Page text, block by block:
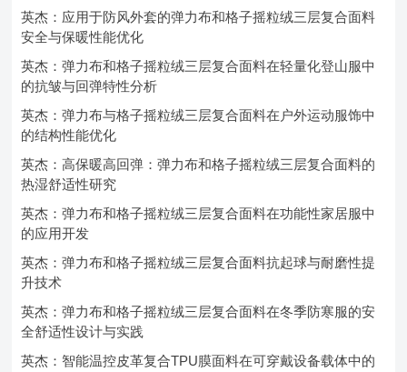
英杰：应用于防风外套的弹力布和格子摇粒绒三层复合面料
安全与保暖性能优化
英杰：弹力布和格子摇粒绒三层复合面料在轻量化登山服中
的抗皱与回弹特性分析
英杰：弹力布与格子摇粒绒三层复合面料在户外运动服饰中
的结构性能优化
英杰：高保暖高回弹：弹力布和格子摇粒绒三层复合面料的
热湿舒适性研究
英杰：弹力布和格子摇粒绒三层复合面料在功能性家居服中
的应用开发
英杰：弹力布和格子摇粒绒三层复合面料抗起球与耐磨性提
升技术
英杰：弹力布和格子摇粒绒三层复合面料在冬季防寒服的安
全舒适性设计与实践
英杰：智能温控皮革复合TPU膜面料在可穿戴设备载体中的